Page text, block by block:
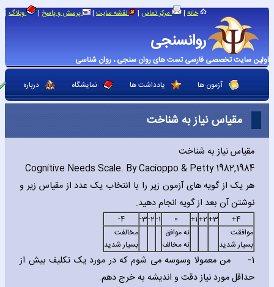
روانسنجی
اولین سایت تخصصی فارسی تست های روان سنجی ، روان شناسی
خانه | مرکز تماس | نقشه سایت | پرسش و پاسخ | وبلاگ |
آزمون ها یادداشت ها نمایشگاه درباره
مقیاس نیاز به شناخت
مقیاس نیاز به شناخت
Cognitive Needs Scale. By Cacioppo & Petty 1982‚1984
هر یک از گویه های آزمون زیر را با انتخاب یک عدد از مقیاس زیر و
نوشتن آن بعد از گویه انجام دهید.
4+
3+
2+
1+
0
1-
2-
3-
4-
موافقت
بسیار شدید
نه موافق
نه مخالف
مخالفت
بسیار شدید
1-
من معمولا وسوسه می شوم که در مورد یک تکلیف بیش از
حداقل مورد نیاز دقت و اندیشه به خرج دهم.